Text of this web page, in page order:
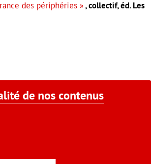
des périphéries », collectif, éd. Les
de nos contenus